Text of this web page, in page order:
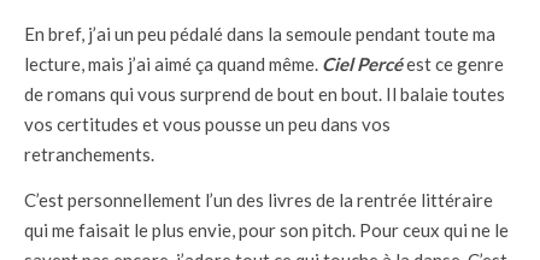
En bref, j’ai un peu pédalé dans la semoule pendant toute ma
lecture, mais j’ai aimé ça quand même. Ciel Percéest ce genre
de romans qui vous surprend de bout en bout. Il balaie toutes
vos certitudes et vous pousse un peu dans vos
retranchements.
C’est personnellement l’un des livres de la rentrée littéraire
qui me faisait le plus envie, pour son pitch. Pour ceux qui ne le